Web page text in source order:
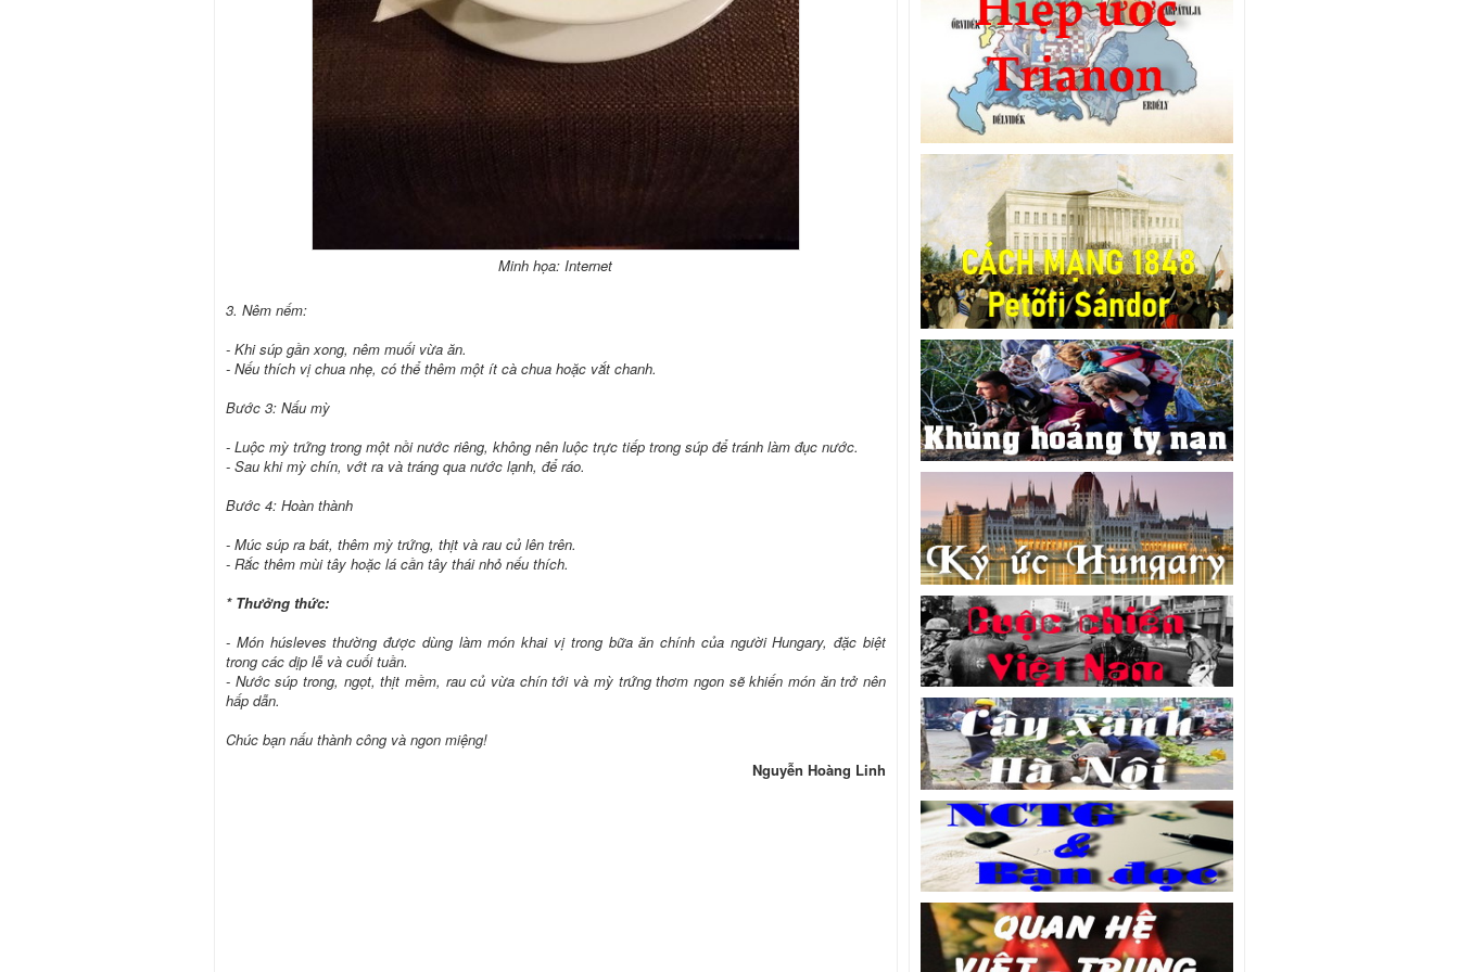
Minh họa: Internet
3. Nêm nếm:
- Khi súp gần xong, nêm muối vừa ăn.
- Nếu thích vị chua nhẹ, có thể thêm một ít cà chua hoặc vắt chanh.
Bước 3: Nấu mỳ
- Luộc mỳ trứng trong một nồi nước riêng, không nên luộc trực tiếp trong súp để tránh làm đục nước.
- Sau khi mỳ chín, vớt ra và tráng qua nước lạnh, để ráo.
Bước 4: Hoàn thành
- Múc súp ra bát, thêm mỳ trứng, thịt và rau củ lên trên.
- Rắc thêm mùi tây hoặc lá cần tây thái nhỏ nếu thích.
* Thưởng thức:
- Món húsleves thường được dùng làm món khai vị trong bữa ăn chính của người Hungary, đặc biệt
trong các dịp lễ và cuối tuần.
- Nước súp trong, ngọt, thịt mềm, rau củ vừa chín tới và mỳ trứng thơm ngon sẽ khiến món ăn trở nên
hấp dẫn.
Chúc bạn nấu thành công và ngon miệng!
Nguyễn Hoàng Linh